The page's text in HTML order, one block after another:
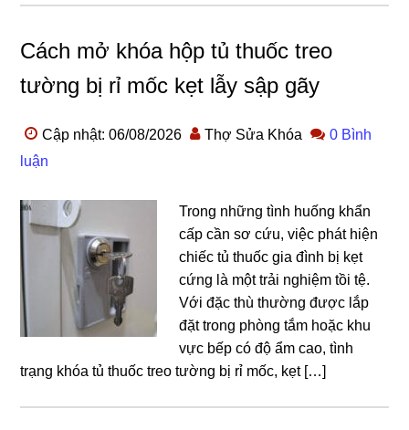
Cách mở khóa hộp tủ thuốc treo
tường bị rỉ mốc kẹt lẫy sập gãy
Cập nhật: 06/08/2026 Thợ Sửa Khóa
0 Bình
luận
Trong những tình huống khẩn
cấp cần sơ cứu, việc phát hiện
chiếc tủ thuốc gia đình bị kẹt
cứng là một trải nghiệm tồi tệ.
Với đặc thù thường được lắp
đặt trong phòng tắm hoặc khu
vực bếp có độ ẩm cao, tình
trạng khóa tủ thuốc treo tường bị rỉ mốc, kẹt […]